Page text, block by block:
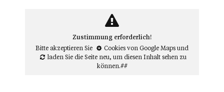
Zustimmung erforderlich!
Bitte akzeptieren Sie
Cookies von Google Mapsund
laden Sie die Seite neu, um diesen Inhalt sehen zu
können.##